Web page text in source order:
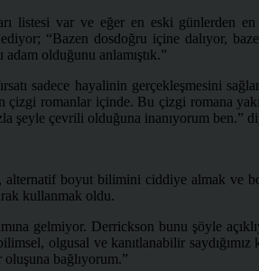
listesi var ve eğer en eski günlerden
“Bazen dosdoğru içine dalıyor,
olduğunu anlamıştık.”
sadece hayalinin gerçekleşmesini
romanlar içinde. Bu çizgi romana
şeyle çevrili olduğuna inanıyorum ben.”
alternatif boyut bilimini ciddiye almak ve
kullanmak oldu.
gelmiyor. Derrickson bunu şöyle
olgusal ve kanıtlanabilir
bağlıyorum.”